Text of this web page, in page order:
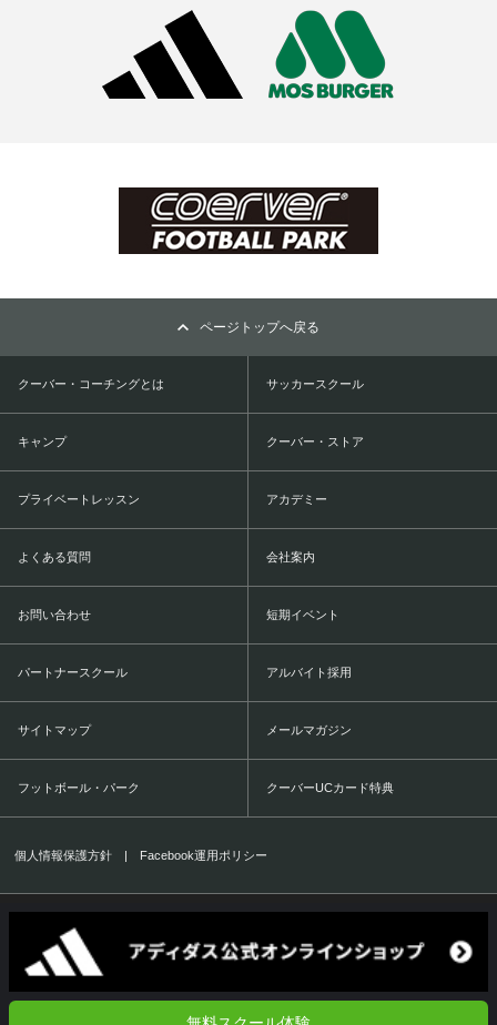
ページトップへ戻る
クーバー・コーチングとは サッカースクール
キャンプ クーバー・ストア
プライベートレッスン アカデミー
よくある質問 会社案内
お問い合わせ 短期イベント
パートナースクール アルバイト採用
サイトマップ メールマガジン
フットボール・パーク クーバーUCカード特典
個人情報保護方針 | Facebook運用ポリシー
1999-2016 All Rights Reserved.